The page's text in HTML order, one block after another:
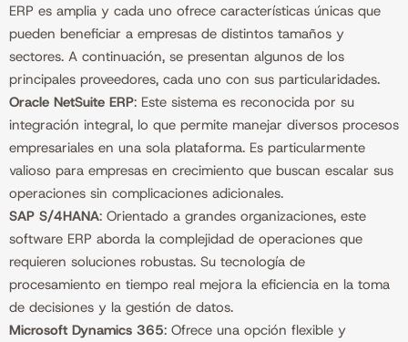
ERP es amplia y cada uno ofrece características únicas que
pueden beneficiar a empresas de distintos tamaños y
sectores. A continuación, se presentan algunos de los
principales proveedores, cada uno con sus particularidades.
Oracle NetSuite ERP: Este sistema es reconocida por su
integración integral, lo que permite manejar diversos procesos
empresariales en una sola plataforma. Es particularmente
valioso para empresas en crecimiento que buscan escalar sus
operaciones sin complicaciones adicionales.
SAP S/4HANA: Orientado a grandes organizaciones, este
software ERP aborda la complejidad de operaciones que
requieren soluciones robustas. Su tecnología de
procesamiento en tiempo real mejora la eficiencia en la toma
de decisiones y la gestión de datos.
Microsoft Dynamics 365: Ofrece una opción flexible y